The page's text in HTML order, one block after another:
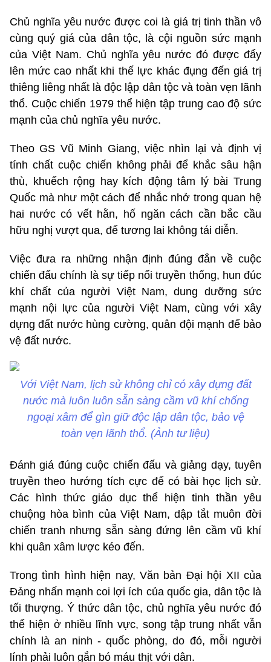
Chủ nghĩa yêu nước được coi là giá trị tinh thần vô
cùng quý giá của dân tộc, là cội nguồn sức mạnh
của Việt Nam. Chủ nghĩa yêu nước đó được đẩy
lên mức cao nhất khi thế lực khác đụng đến giá trị
thiêng liêng nhất là độc lập dân tộc và toàn vẹn lãnh
thổ. Cuộc chiến 1979 thể hiện tập trung cao độ sức
mạnh của chủ nghĩa yêu nước.
Theo GS Vũ Minh Giang, việc nhìn lại và định vị
tính chất cuộc chiến không phải để khắc sâu hận
thù, khuếch rộng hay kích động tâm lý bài Trung
Quốc mà như một cách để nhắc nhở trong quan hệ
hai nước có vết hằn, hố ngăn cách cần bắc cầu
hữu nghị vượt qua, để tương lai không tái diễn.
Việc đưa ra những nhận định đúng đắn về cuộc
chiến đấu chính là sự tiếp nối truyền thống, hun đúc
khí chất của người Việt Nam, dung dưỡng sức
mạnh nội lực của người Việt Nam, cùng với xây
dựng đất nước hùng cường, quân đội mạnh để bảo
vệ đất nước.
Với Việt Nam, lịch sử không chỉ có xây dựng đất
nước mà luôn luôn sẵn sàng cầm vũ khí chống
ngoại xâm để gìn giữ độc lập dân tộc, bảo vệ
toàn vẹn lãnh thổ. (Ảnh tư liệu)
Đánh giá đúng cuộc chiến đấu và giảng dạy, tuyên
truyền theo hướng tích cực để có bài học lịch sử.
Các hình thức giáo dục thể hiện tinh thần yêu
chuộng hòa bình của Việt Nam, dập tắt muôn đời
chiến tranh nhưng sẵn sàng đứng lên cầm vũ khí
khi quân xâm lược kéo đến.
Trong tình hình hiện nay, Văn bản Đại hội XII của
Đảng nhấn mạnh coi lợi ích của quốc gia, dân tộc là
tối thượng. Ý thức dân tộc, chủ nghĩa yêu nước đó
thể hiện ở nhiều lĩnh vực, song tập trung nhất vẫn
chính là an ninh - quốc phòng, do đó, mỗi người
lính phải luôn gắn bó máu thịt với dân.